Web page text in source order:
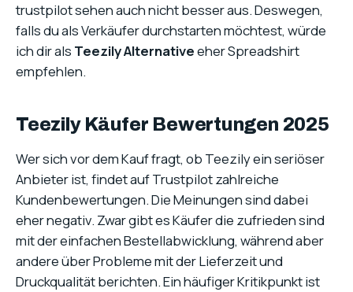
trustpilot sehen auch nicht besser aus. Deswegen,
falls du als Verkäufer durchstarten möchtest, würde
ich dir als Teezily Alternativeeher Spreadshirt
empfehlen.
Teezily Käufer Bewertungen 2025
Wer sich vor dem Kauf fragt, ob Teezily ein seriöser
Anbieter ist, findet auf Trustpilot zahlreiche
Kundenbewertungen. Die Meinungen sind dabei
eher negativ. Zwar gibt es Käufer die zufrieden sind
mit der einfachen Bestellabwicklung, während aber
andere über Probleme mit der Lieferzeit und
Druckqualität berichten. Ein häufiger Kritikpunkt ist